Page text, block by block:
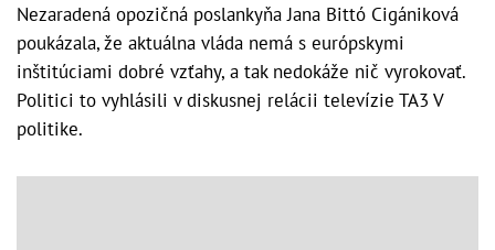
Nezaradená opozičná poslankyňa Jana Bittó Cigániková
poukázala, že aktuálna vláda nemá s európskymi
inštitúciami dobré vzťahy, a tak nedokáže nič vyrokovať.
Politici to vyhlásili v diskusnej relácii televízie TA3 V
politike.